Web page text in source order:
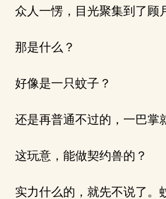
众人一愣，目光聚集到了顾
那是什么？
好像是一只蚊子？
还是再普通不过的，一巴掌
这玩意，能做契约兽的？
实力什么的，就先不说了。